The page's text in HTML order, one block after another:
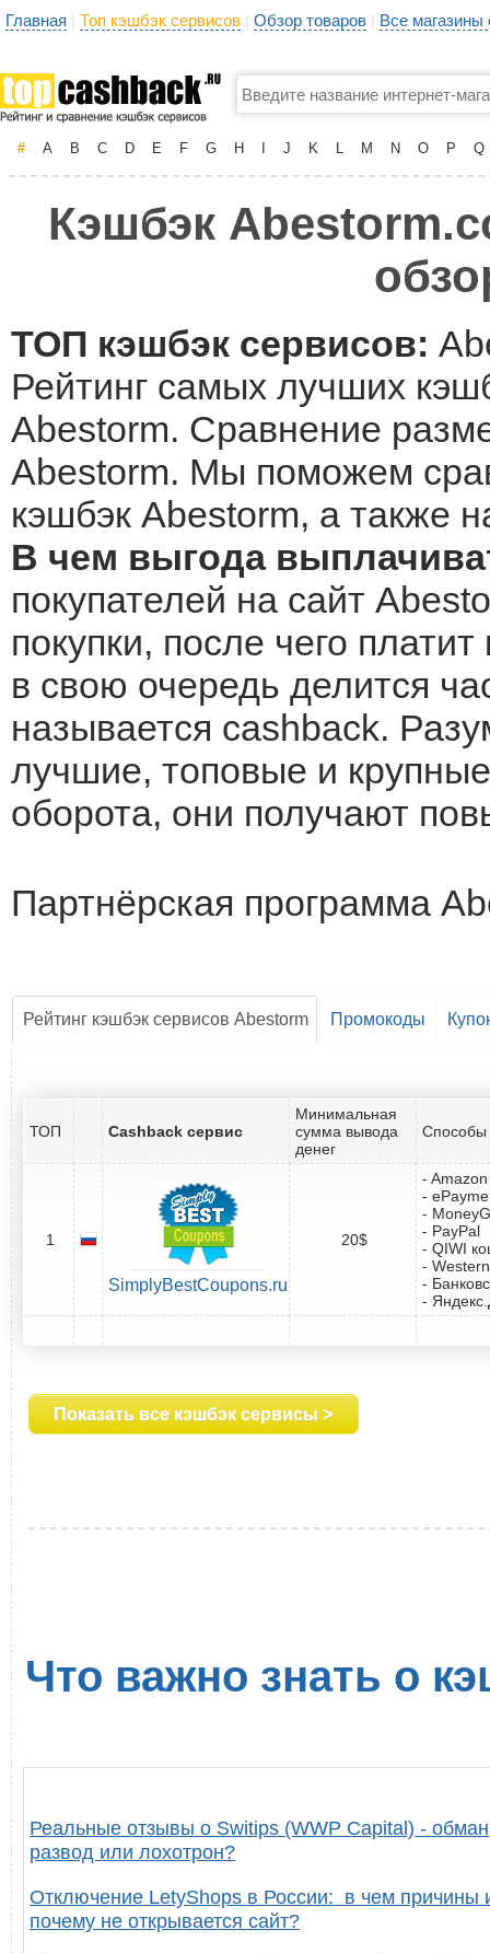
Главная | Топ кэшбэк сервисов | Обзор товаров | Все
# A B C D E F G H J K L M N O P Q
Кэшбэк
ТОП кэшбэк сервисов:
Рейтинг самых лучших
Abestorm. Сравнение
Abestorm. Мы поможем
кэшбэк Abestorm, а также
В чем выгода
покупателей на сайт
покупки, после чего
в свою очередь делится
называется cashback.
лучшие, топовые и
оборота, они получают
Партнёрская программа
Рейтинг кэшбэк сервисов Abestorm Промокоды
ТОП Cashback сервис
Минимальная
сумма вывода
денег
Способы
1
SimplyBestCoupons.ru
20$
-
-
-
- PayPal
- QIWI
-
-
-
Показать все кэшбэк сервисы >
Что важно знать о
Реальные отзывы о Switips (WWP Capital) -
развод или лохотрон?
Отключение LetyShops в России: в чем причины
почему не открывается сайт?